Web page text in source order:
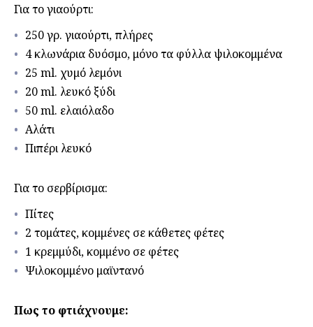
Για το γιαούρτι:
250 γρ. γιαούρτι, πλήρες
4 κλωνάρια δυόσμο, μόνο τα φύλλα ψιλοκομμένα
25 ml. χυμό λεμόνι
20 ml. λευκό ξύδι
50 ml. ελαιόλαδο
Αλάτι
Πιπέρι λευκό
Για το σερβίρισμα:
Πίτες
2 τομάτες, κομμένες σε κάθετες φέτες
1 κρεμμύδι, κομμένο σε φέτες
Ψιλοκομμένο μαϊντανό
Πως το φτιάχνουμε: